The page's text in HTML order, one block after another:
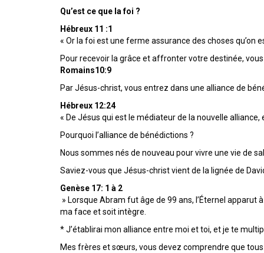
Qu’est ce que la foi ?
Hébreux 11 :1
« Or la foi est une ferme assurance des choses qu’on
Pour recevoir la grâce et affronter votre destinée,
Romains10:9
Par Jésus-christ, vous entrez dans une alliance de
Hébreux 12:24
« De Jésus qui est le médiateur de la nouvelle
Pourquoi l’alliance de bénédictions ?
Nous sommes nés de nouveau pour vivre une vie de
Saviez-vous que Jésus-christ vient de la lignée de
Genèse 17: 1 à 2
» Lorsque Abram fut âge de 99 ans, l’Éternel
ma face et soit intègre.
* J’établirai mon alliance entre moi et toi, et je te
Mes frères et sœurs, vous devez comprendre que